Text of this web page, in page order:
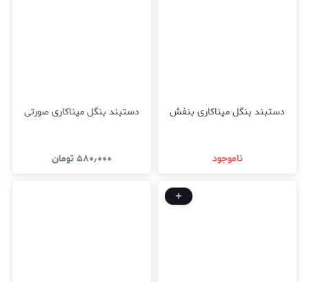
دستبند بنگل میناکاری بنفش
ناموجود
دستبند بنگل میناکاری صورتی
۵۸۰٫۰۰۰تومان